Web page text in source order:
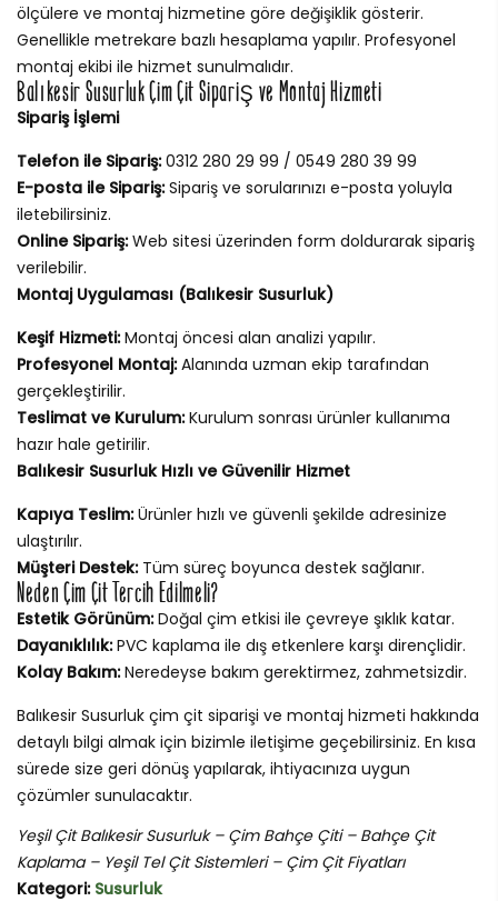
ölçülere ve montaj hizmetine göre değişiklik gösterir.
Genellikle metrekare bazlı hesaplama yapılır. Profesyonel
montaj ekibi ile hizmet sunulmalıdır.
Balıkesir Susurluk Çim Çit Sipariş ve Montaj Hizmeti
Sipariş İşlemi
Telefon ile Sipariş:0312 280 29 99 / 0549 280 39 99
E-posta ile Sipariş:Sipariş ve sorularınızı e-posta yoluyla
iletebilirsiniz.
Online Sipariş:Web sitesi üzerinden form doldurarak sipariş
verilebilir.
Montaj Uygulaması (Balıkesir Susurluk)
Keşif Hizmeti:Montaj öncesi alan analizi yapılır.
Profesyonel Montaj:Alanında uzman ekip tarafından
gerçekleştirilir.
Teslimat ve Kurulum:Kurulum sonrası ürünler kullanıma
hazır hale getirilir.
Balıkesir Susurluk Hızlı ve Güvenilir Hizmet
Kapıya Teslim:Ürünler hızlı ve güvenli şekilde adresinize
ulaştırılır.
Müşteri Destek:Tüm süreç boyunca destek sağlanır.
Neden Çim Çit Tercih Edilmeli?
Estetik Görünüm:Doğal çim etkisi ile çevreye şıklık katar.
Dayanıklılık:PVC kaplama ile dış etkenlere karşı dirençlidir.
Kolay Bakım:Neredeyse bakım gerektirmez, zahmetsizdir.
Balıkesir Susurluk çim çit siparişi ve montaj hizmeti hakkında
detaylı bilgi almak için bizimle iletişime geçebilirsiniz. En kısa
sürede size geri dönüş yapılarak, ihtiyacınıza uygun
çözümler sunulacaktır.
Yeşil Çit Balıkesir Susurluk – Çim Bahçe Çiti – Bahçe Çit
Kaplama – Yeşil Tel Çit Sistemleri – Çim Çit Fiyatları
Kategori: Susurluk